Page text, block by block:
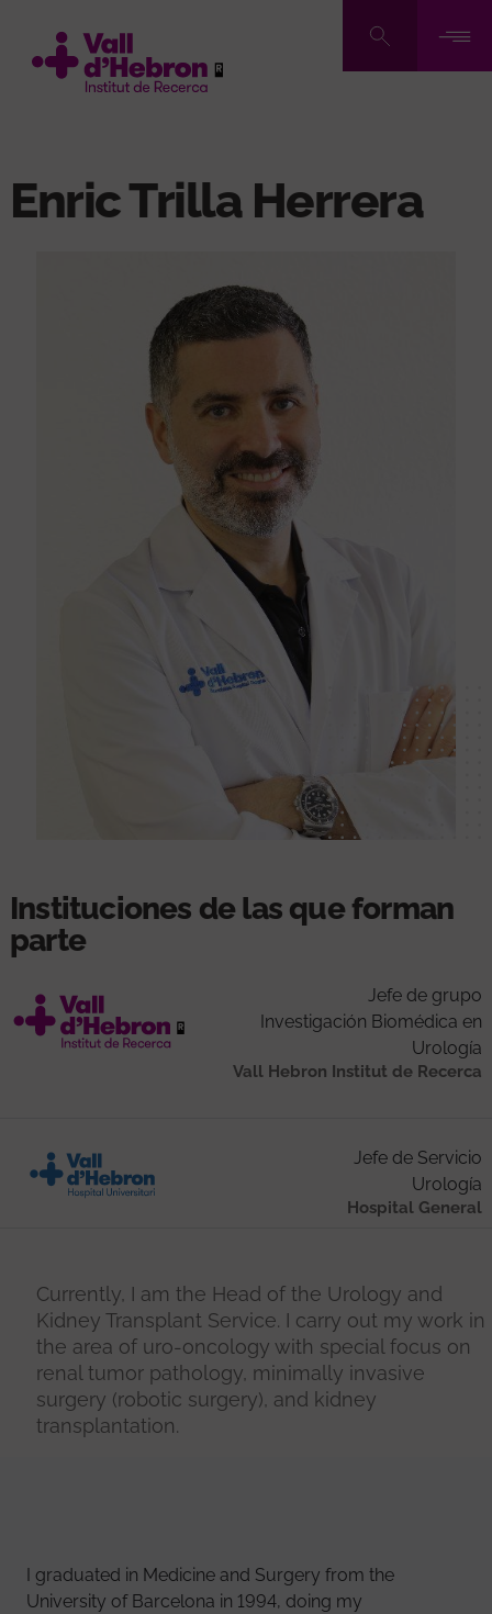
contenido
Enric Trilla Herrera
Instituciones de las que forman
parte
Jefe de grupo
Investigación Biomédica en
Urología
Vall Hebron Institut de Recerca
Jefe de Servicio
Urología
Hospital General
Currently, I am the Head of the Urology and
Kidney Transplant Service. I carry out my work in
the area of uro-oncology with special focus on
renal tumor pathology, minimally invasive
surgery (robotic surgery), and kidney
transplantation.
I graduated in Medicine and Surgery from the
University of Barcelona in 1994, doing my